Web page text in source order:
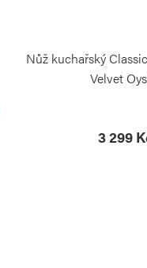
Nůž kuchařský
Velvet
3 299